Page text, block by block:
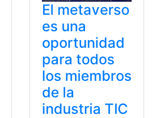
El metaverso
es una
oportunidad
para todos
los miembros
de la
industria TIC